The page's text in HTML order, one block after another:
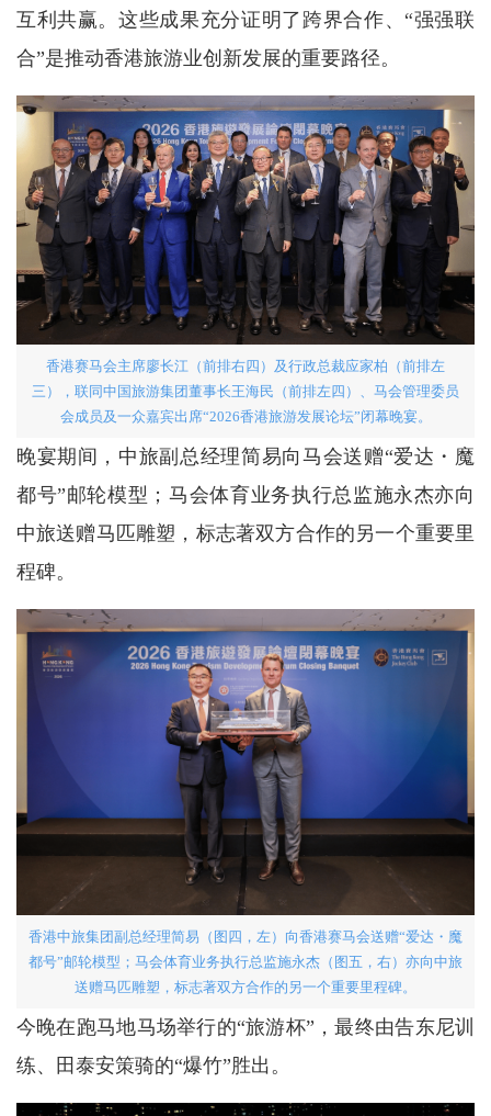
互利共赢。这些成果充分证明了跨界合作、“强强联
合”是推动香港旅游业创新发展的重要路径。
香港赛马会主席廖长江（前排右四）及行政总裁应家柏（前排左
三），联同中国旅游集团董事长王海民（前排左四）、马会管理委员
会成员及一众嘉宾出席“2026香港旅游发展论坛”闭幕晚宴。
晚宴期间，中旅副总经理简易向马会送赠“爱达・魔
都号”邮轮模型；马会体育业务执行总监施永杰亦向
中旅送赠马匹雕塑，标志著双方合作的另一个重要里
程碑。
香港中旅集团副总经理简易（图四，左）向香港赛马会送赠“爱达・魔
都号”邮轮模型；马会体育业务执行总监施永杰（图五，右）亦向中旅
送赠马匹雕塑，标志著双方合作的另一个重要里程碑。
今晚在跑马地马场举行的“旅游杯”，最终由告东尼训
练、田泰安策骑的“爆竹”胜出。